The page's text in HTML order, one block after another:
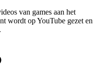
van games aan het
wordt op YouTube gezet en